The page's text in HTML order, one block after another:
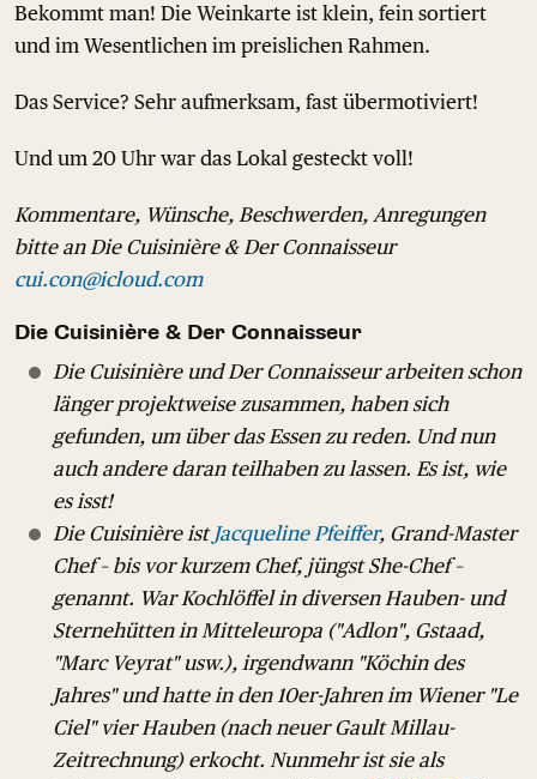
Bekommt man! Die Weinkarte ist klein, fein sortiert
und im Wesentlichen im preislichen Rahmen.
Das Service? Sehr aufmerksam, fast übermotiviert!
Und um 20 Uhr war das Lokal gesteckt voll!
Kommentare, Wünsche, Beschwerden, Anregungen
bitte an Die Cuisinière & Der Connaisseur
cui.con@icloud.com
Die Cuisinière & Der Connaisseur
Die Cuisinière und Der Connaisseur arbeiten schon
länger projektweise zusammen, haben sich
gefunden, um über das Essen zu reden. Und nun
auch andere daran teilhaben zu lassen. Es ist, wie
es isst!
Die Cuisinière ist Jacqueline Pfeiffer, Grand-Master
Chef – bis vor kurzem Chef, jüngst She-Chef –
genannt. War Kochlöffel in diversen Hauben- und
Sternehütten in Mitteleuropa ("Adlon", Gstaad,
"Marc Veyrat" usw.), irgendwann "Köchin des
Jahres" und hatte in den 10er-Jahren im Wiener "Le
Ciel" vier Hauben (nach neuer Gault Millau-
Zeitrechnung) erkocht. Nunmehr ist sie als